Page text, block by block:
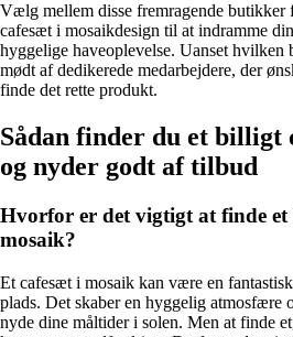
Vælg mellem disse fremragende butikker
cafesæt i mosaikdesign til at indramme
hyggelige haveoplevelse. Uanset
mødt af dedikerede medarbejdere, der
finde det rette produkt.
Sådan finder du et billigt
og nyder godt af tilbud
Hvorfor er det vigtigt at finde
mosaik?
Et cafesæt i mosaik kan være en
plads. Det skaber en hyggelig atmosfære
nyde dine måltider i solen. Men at finde